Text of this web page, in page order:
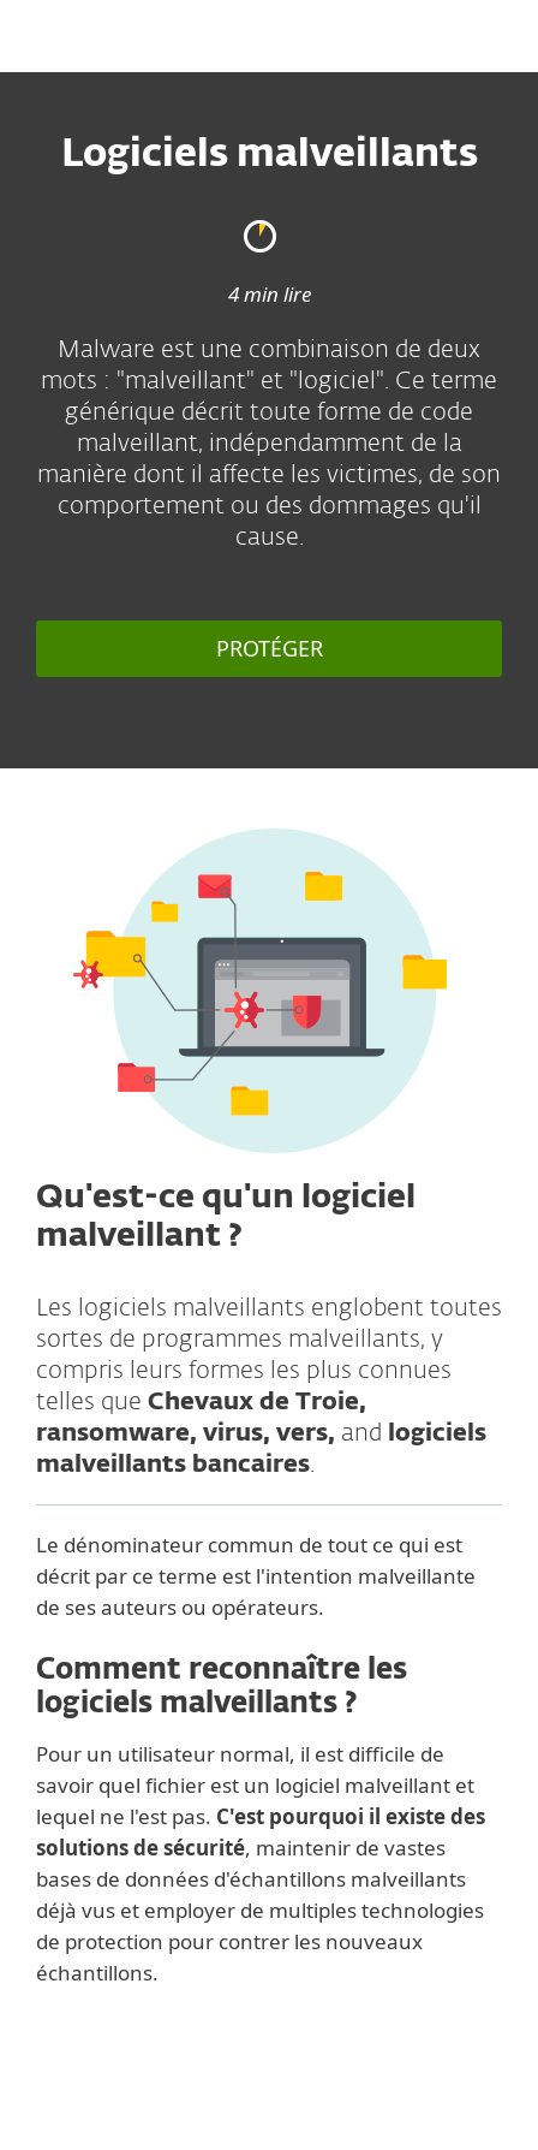
Logiciels malveillants
4 min lire
Malware est une combinaison de deux
mots : "malveillant" et "logiciel". Ce terme
générique décrit toute forme de code
malveillant, indépendamment de la
manière dont il affecte les victimes, de son
comportement ou des dommages qu'il
cause.
PROTÉGER
Qu'est-ce qu'un logiciel
malveillant ?
Les logiciels malveillants englobent toutes
sortes de programmes malveillants, y
compris leurs formes les plus connues
telles que Chevaux de Troie,
ransomware, virus, vers, and logiciels
malveillants bancaires.
Le dénominateur commun de tout ce qui est
décrit par ce terme est l'intention malveillante
de ses auteurs ou opérateurs.
Comment reconnaître les
logiciels malveillants ?
Pour un utilisateur normal, il est difficile de
savoir quel fichier est un logiciel malveillant et
lequel ne l'est pas. C'est pourquoi il existe des
solutions de sécurité, maintenir de vastes
bases de données d'échantillons malveillants
déjà vus et employer de multiples technologies
de protection pour contrer les nouveaux
échantillons.